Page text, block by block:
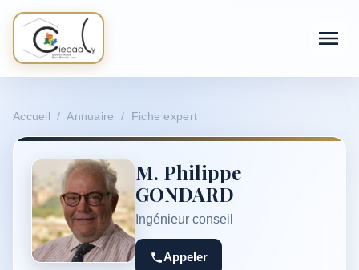
Accueil / Annuaire / Fiche expert
M. Philippe
GONDARD
Ingénieur conseil
Appeler